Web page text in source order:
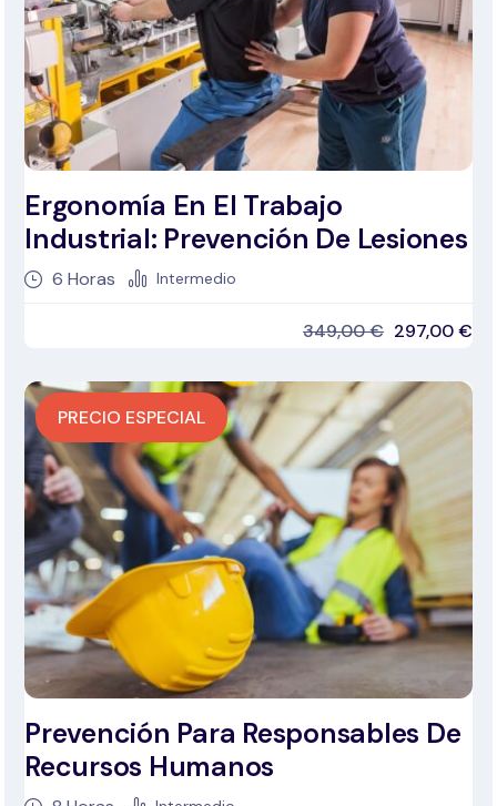
Ergonomía En El Trabajo
Industrial: Prevención De Lesiones
6 Horas Intermedio
349,00€ 297,00€
PRECIO ESPECIAL
Prevención Para Responsables De
Recursos Humanos